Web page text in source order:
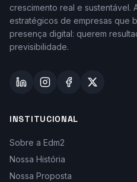
crescimento real e sustentável.
estratégicos de empresas que
presença digital: querem
previsibilidade.
INSTITUCIONAL
Sobre a Edm2
Nossa História
Nossa Proposta